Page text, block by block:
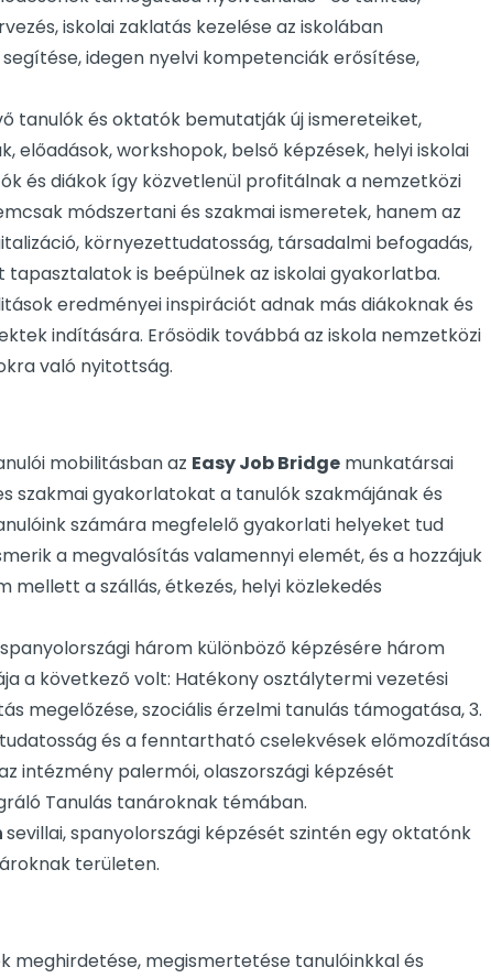
iskolai zaklatás kezelése az iskolában
idegen nyelvi kompetenciák erősítése,
tanulók és oktatók bemutatják új ismereteiket,
előadások, workshopok, belső képzések, helyi iskolai
és diákok így közvetlenül profitálnak a nemzetközi
módszertani és szakmai ismeretek, hanem az
környezettudatosság, társadalmi befogadás,
is beépülnek az iskolai gyakorlatba.
eredményei inspirációt adnak más diákoknak és
indítására. Erősödik továbbá az iskola nemzetközi
való nyitottság.
mobilitásban az Easy Job Bridgemunkatársai
szakmai gyakorlatokat a tanulók szakmájának és
számára megfelelő gyakorlati helyeket tud
a megvalósítás valamennyi elemét, és a hozzájuk
a szállás, étkezés, helyi közlekedés
három különböző képzésére három
a következő volt: Hatékony osztálytermi vezetési
megelőzése, szociális érzelmi tanulás támogatása, 3.
és a fenntartható cselekvések előmozdítása
intézmény palermói, olaszországi képzését
Tanulás tanároknak témában.
sevillai, spanyolországi képzését szintén egy oktatónk
területen.
meghirdetése, megismertetése tanulóinkkal és